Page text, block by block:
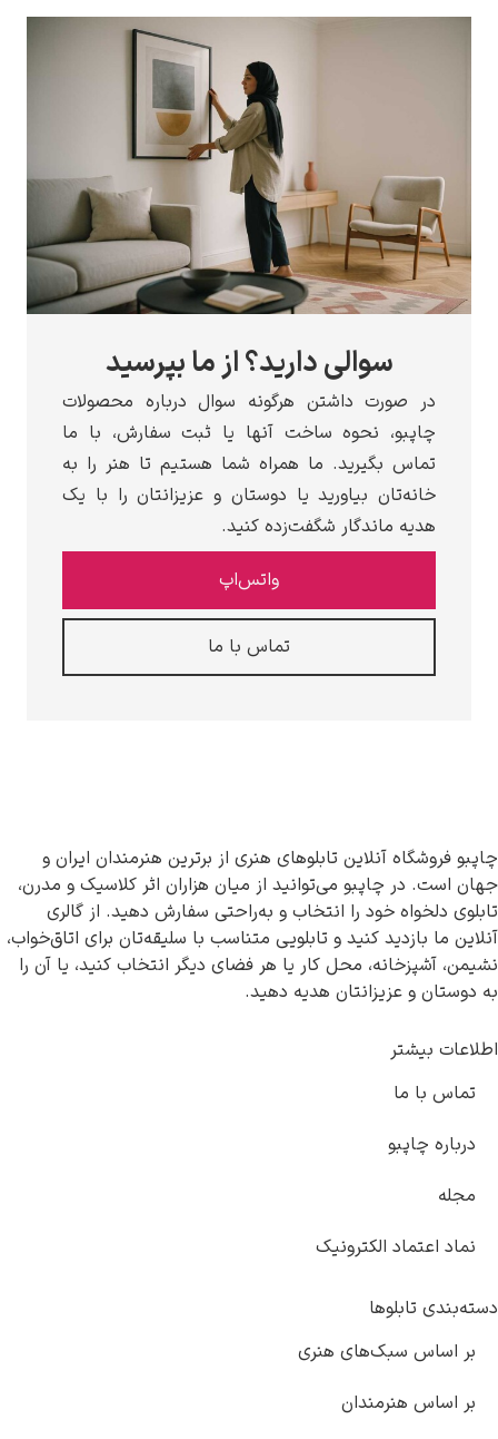
سوالی دارید؟ از ما بپرسید
صورت داشتن هرگونه سوال درباره محصولات
نحوه ساخت آنها یا ثبت سفارش، با ما
بگیرید. ما همراه شما هستیم تا هنر را به
بیاورید یا دوستان و عزیزانتان را با یک
ماندگار شگفت‌زده کنید.
تماس با ما
آنلاین تابلوهای هنری از برترین هنرمندان ایران و
چاپبو می‌توانید از میان هزاران اثر کلاسیک و مدرن،
خود را انتخاب و به‌راحتی سفارش دهید. از گالری
کنید و تابلویی متناسب با سلیقه‌تان برای اتاق‌خواب،
محل کار یا هر فضای دیگر انتخاب کنید، یا آن را
و عزیزانتان هدیه دهید.
ما
الکترونیک
سبک‌های هنری
هنرمندان